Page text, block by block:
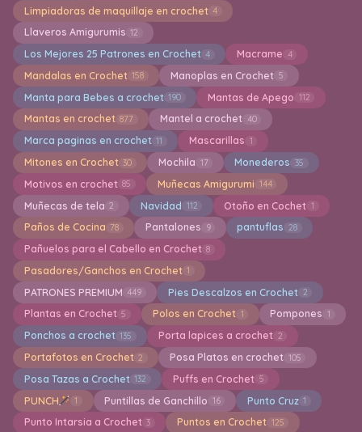
Limpiadoras de maquillaje en crochet 4
Llaveros Amigurumis 12
Los Mejores 25 Patrones en Crochet 4 Macrame 4
Mandalas en Crochet 158 Manoplas en Crochet 5
Manta para Bebes a crochet 190 Mantas de Apego 112
Mantas en crochet 877 Mantel a crochet 40
Marca paginas en crochet 11 Mascarillas 1
Mitones en Crochet 30 Mochila 17 Monederos 35
Motivos en crochet 85 Muñecas Amigurumi 144
Muñecas de tela 2 Navidad 112 Otoño en Cochet 1
Paños de Cocina 78 Pantalones 9 pantuflas 28
Pañuelos para el Cabello en Crochet 8
Pasadores/Ganchos en Crochet 1
PATRONES PREMIUM 449 Pies Descalzos en Crochet 2
Plantas en Crochet 5 Polos en Crochet 1 Pompones 1
Ponchos a crochet 135 Porta lapices a crochet 2
Portafotos en Crochet 2 Posa Platos en crochet 105
Posa Tazas a Crochet 132 Puffs en Crochet 5
PUNCH 1 Puntillas de Ganchillo 16 Punto Cruz 1
Punto Intarsia a Crochet 3 Puntos en Crochet 125